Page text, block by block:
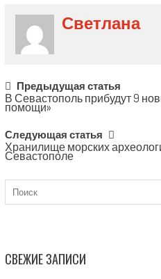
Светлана
Post
navigation
Предыдущая статья
В Севастополь прибудут 9
помощи»
Следующая статья
Хранилище морских
Севастополе
СВЕЖИЕ ЗАПИСИ